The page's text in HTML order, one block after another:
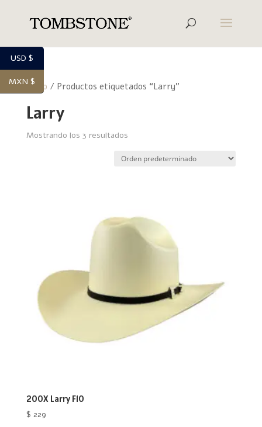
Inicio / Productos etiquetados “Larry”
Larry
Mostrando los 3 resultados
200X Larry F10
$ 229
USD $
MXN $